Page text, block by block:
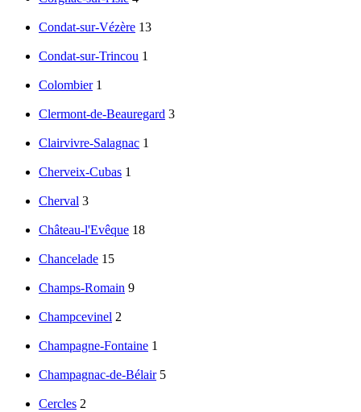
Condat-sur-Vézère 13
Condat-sur-Trincou 1
Colombier 1
Clermont-de-Beauregard 3
Clairvivre-Salagnac 1
Cherveix-Cubas 1
Cherval 3
Château-l'Evêque 18
Chancelade 15
Champs-Romain 9
Champcevinel 2
Champagne-Fontaine 1
Champagnac-de-Bélair 5
Cercles 2